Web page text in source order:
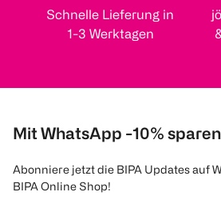
Schnelle Lieferung in
1-3 Werktagen
Mit WhatsApp -10% sparen
Abonniere jetzt die BIPA Updates auf
BIPA Online Shop!